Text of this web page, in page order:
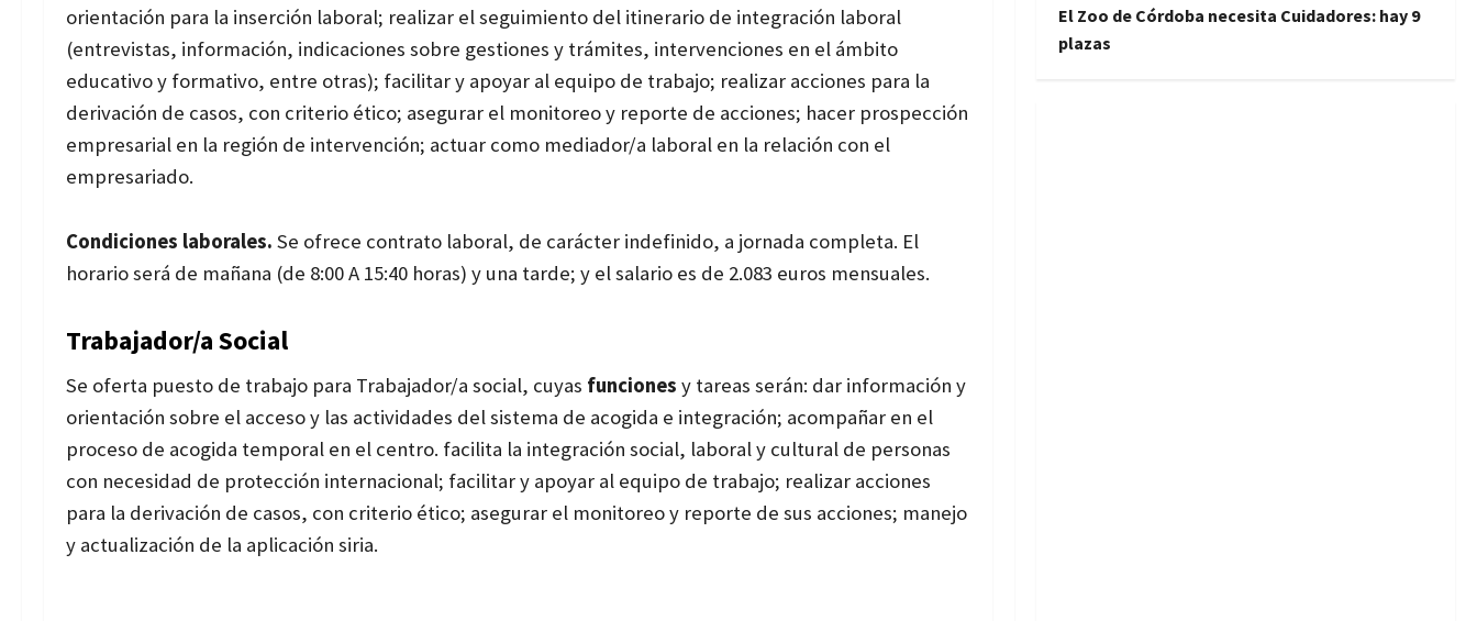
orientación para la inserción laboral; realizar el seguimiento del itinerario de integración laboral
(entrevistas, información, indicaciones sobre gestiones y trámites, intervenciones en el ámbito
educativo y formativo, entre otras); facilitar y apoyar al equipo de trabajo; realizar acciones para la
derivación de casos, con criterio ético; asegurar el monitoreo y reporte de acciones; hacer prospección
empresarial en la región de intervención; actuar como mediador/a laboral en la relación con el
empresariado.
Condiciones laborales. Se ofrece contrato laboral, de carácter indefinido, a jornada completa. El
horario será de mañana (de 8:00 A 15:40 horas) y una tarde; y el salario es de 2.083 euros mensuales.
Trabajador/a Social
Se oferta puesto de trabajo para Trabajador/a social, cuyas funciones y tareas serán: dar información y
orientación sobre el acceso y las actividades del sistema de acogida e integración; acompañar en el
proceso de acogida temporal en el centro. facilita la integración social, laboral y cultural de personas
con necesidad de protección internacional; facilitar y apoyar al equipo de trabajo; realizar acciones
para la derivación de casos, con criterio ético; asegurar el monitoreo y reporte de sus acciones; manejo
y actualización de la aplicación siria.
El Zoo de Córdoba necesita Cuidadores: hay 9
plazas